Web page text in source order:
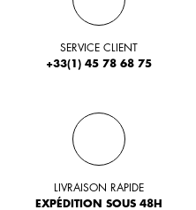
SERVICE CLIENT
+33(1) 45 78 68 75
LIVRAISON RAPIDE
EXPÉDITION SOUS 48H